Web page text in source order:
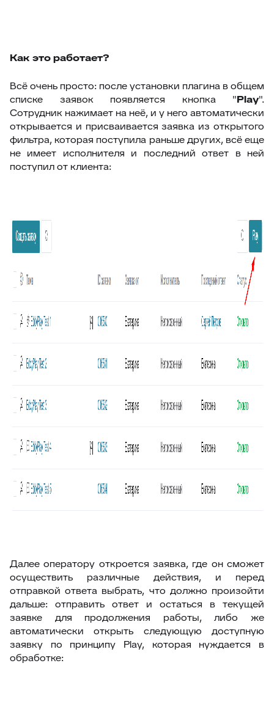
42 История заявок связанных контактов
43Дополнительная панель навигации в заявках
44Наблюдатели
45 Подтверждение макроса
46 Внешние ссылки
47 Внешние ссылки (омни)
53
Уведомление про блеклист
55Подсчёт кол-ва символов ответа
57 Время ответа оператора с момента назначения
59Горячие клавиши
61 Поля компании в заявке
63 Чек-листы
67 Закрепленные сообщения
68 Цвет заявок в общем списке
69Раскрыть ответ
70 Загрузка/выгрузка темы базы знаний
71 Отчёт по аудиту (расширенные возможности)
Как это работает?
Всё очень просто: после установки плагина в общем
списке заявок появляется кнопка "Play".
Сотрудник нажимает на неё, и у него автоматически
открывается и присваивается заявка из открытого
фильтра, которая поступила раньше других, всё еще
не имеет исполнителя и последний ответ в ней
поступил от клиента:
Далее оператору откроется заявка, где он сможет
осуществить различные действия, и перед
отправкой ответа выбрать, что должно произойти
дальше: отправить ответ и остаться в текущей
заявке для продолжения работы, либо же
автоматически открыть следующую доступную
заявку по принципу Play, которая нуждается в
обработке: